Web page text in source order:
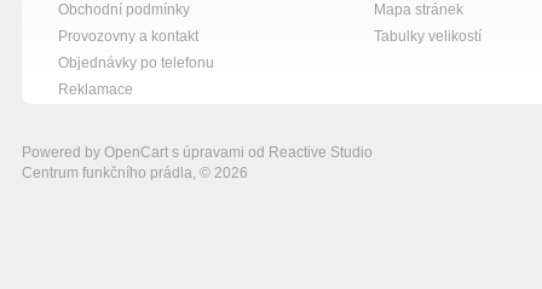
Obchodní podmínky
Provozovny a kontakt
Objednávky po telefonu
Reklamace
Mapa stránek
Tabulky velikostí
Powered by OpenCart s úpravami od Reactive Studio
Centrum funkčního prádla, © 2026